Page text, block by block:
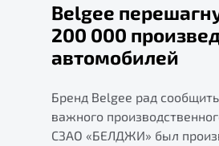
Belgee
200 000
автомобилей
Бренд Belgee рад
важного
СЗАО «БЕЛДЖИ» был